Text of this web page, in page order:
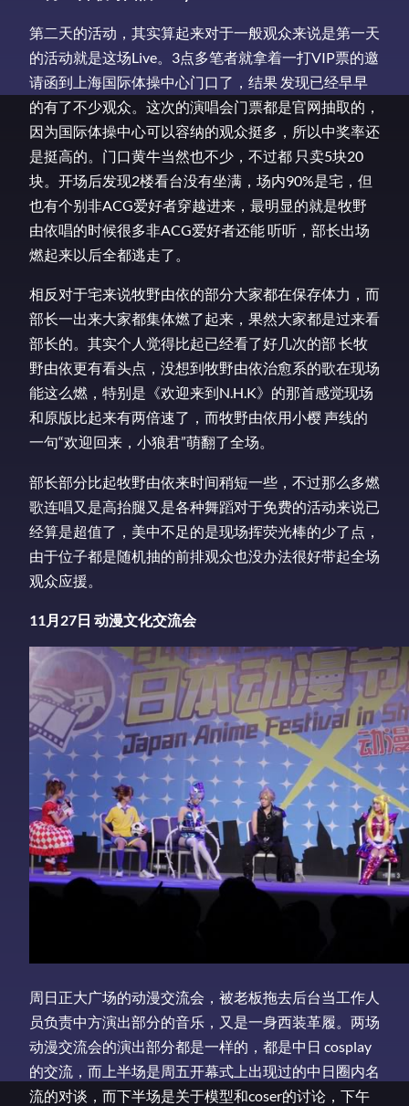
第二天的活动，其实算起来对于一般观众来说是第一天
的活动就是这场Live。3点多笔者就拿着一打VIP票的邀
请函到上海国际体操中心门口了，结果 发现已经早早
的有了不少观众。这次的演唱会门票都是官网抽取的，
因为国际体操中心可以容纳的观众挺多，所以中奖率还
是挺高的。门口黄牛当然也不少，不过都 只卖5块20
块。开场后发现2楼看台没有坐满，场内90%是宅，但
也有个别非ACG爱好者穿越进来，最明显的就是牧野
由依唱的时候很多非ACG爱好者还能 听听，部长出场
燃起来以后全都逃走了。
相反对于宅来说牧野由依的部分大家都在保存体力，而
部长一出来大家都集体燃了起来，果然大家都是过来看
部长的。其实个人觉得比起已经看了好几次的部 长牧
野由依更有看头点，没想到牧野由依治愈系的歌在现场
能这么燃，特别是《欢迎来到N.H.K》的那首感觉现场
和原版比起来有两倍速了，而牧野由依用小樱 声线的
一句“欢迎回来，小狼君”萌翻了全场。
部长部分比起牧野由依来时间稍短一些，不过那么多燃
歌连唱又是高抬腿又是各种舞蹈对于免费的活动来说已
经算是超值了，美中不足的是现场挥荧光棒的少了点，
由于位子都是随机抽的前排观众也没办法很好带起全场
观众应援。
11月27日 动漫文化交流会
周日正大广场的动漫交流会，被老板拖去后台当工作人
员负责中方演出部分的音乐，又是一身西装革履。两场
动漫交流会的演出部分都是一样的，都是中日 cosplay
的交流，而上半场是周五开幕式上出现过的中日圈内名
流的对谈，而下半场是关于模型和coser的讨论，下午